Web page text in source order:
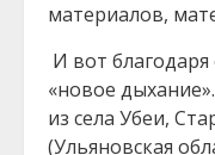
материалов,
И вот
«новое
из села Убеи,
(Ульяновская